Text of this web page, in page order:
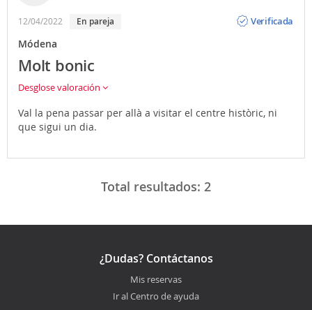
12/04/2022 en pareja
Verificada
Módena
Molt bonic
Desglose valoración
Val la pena passar per allà a visitar el centre històric, ni
que sigui un dia.
Total resultados: 2
¿Dudas? Contáctanos
Mis reservas
Ir al Centro de ayuda